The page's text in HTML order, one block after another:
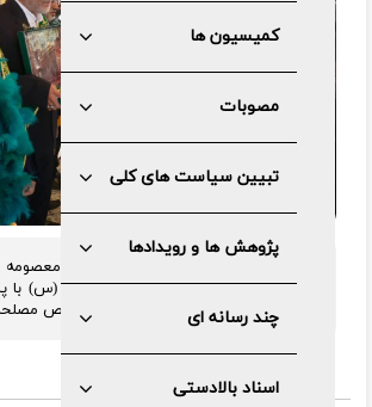
کمیسیون ها
مصوبات
تبیین سیاست های کلی
پژوهش ها و رویدادها
چند رسانه ای
اسناد بالادستی
به مناسبت دهه کرامت و میلاد حضرت معصومه
جمعی از خادمان حرم حضرت معصومه (س) با
کریمه اهل بیت (ع)مهمان مجمع تشخیص